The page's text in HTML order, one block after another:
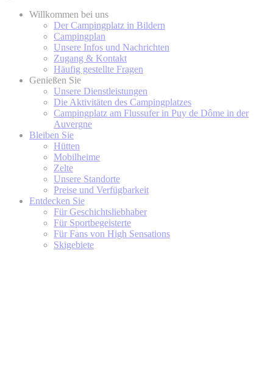
Willkommen bei uns
Der Campingplatz in Bildern
Campingplan
Unsere Infos und Nachrichten
Zugang & Kontakt
Häufig gestellte Fragen
Genießen Sie
Unsere Dienstleistungen
Die Aktivitäten des Campingplatzes
Campingplatz am Flussufer in Puy de Dôme in der
Auvergne
Bleiben Sie
Hütten
Mobilheime
Zelte
Unsere Standorte
Preise und Verfügbarkeit
Entdecken Sie
Für Geschichtsliebhaber
Für Sportbegeisterte
Für Fans von High Sensations
Skigebiete